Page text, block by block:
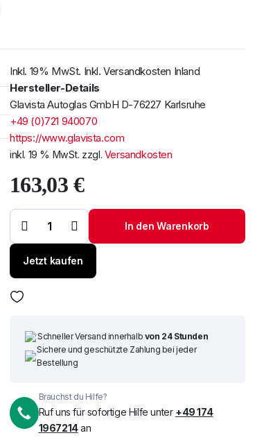
Frontscheibe Volvo FH 12-
Um alle reduzierten
Inkl. 19% MwSt. Inkl. Versandkosten Inland
Hersteller-Details
Glavista Autoglas GmbH D-76227 Karlsruhe
+49 (0)721 940070
https://www.glavista.com
inkl. 19 % MwSt. zzgl. Versandkosten
163,03 €
/ Frontscheibe
siehe Mitsubishi
Menge
In den Warenkorb
Jetzt kaufen
Schneller Versand innerhalb von 24 Stunden
Sichere und geschützte Zahlung bei jeder
Bestellung
Brauchst du Hilfe?
Ruf uns für sofortige Hilfe unter +49 174
1967214an